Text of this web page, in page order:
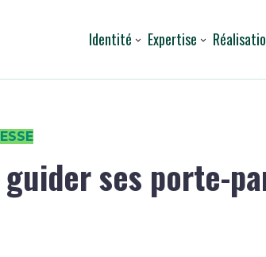
Identité Expertise
guider ses porte-